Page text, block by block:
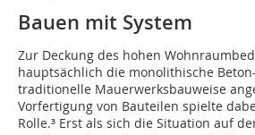
Bauen mit System
Zur Deckung des hohen
hauptsächlich die monolithische
traditionelle Mauerwerksbauweise
Vorfertigung von Bauteilen spielte
Rolle.³ Erst als sich die Situation auf